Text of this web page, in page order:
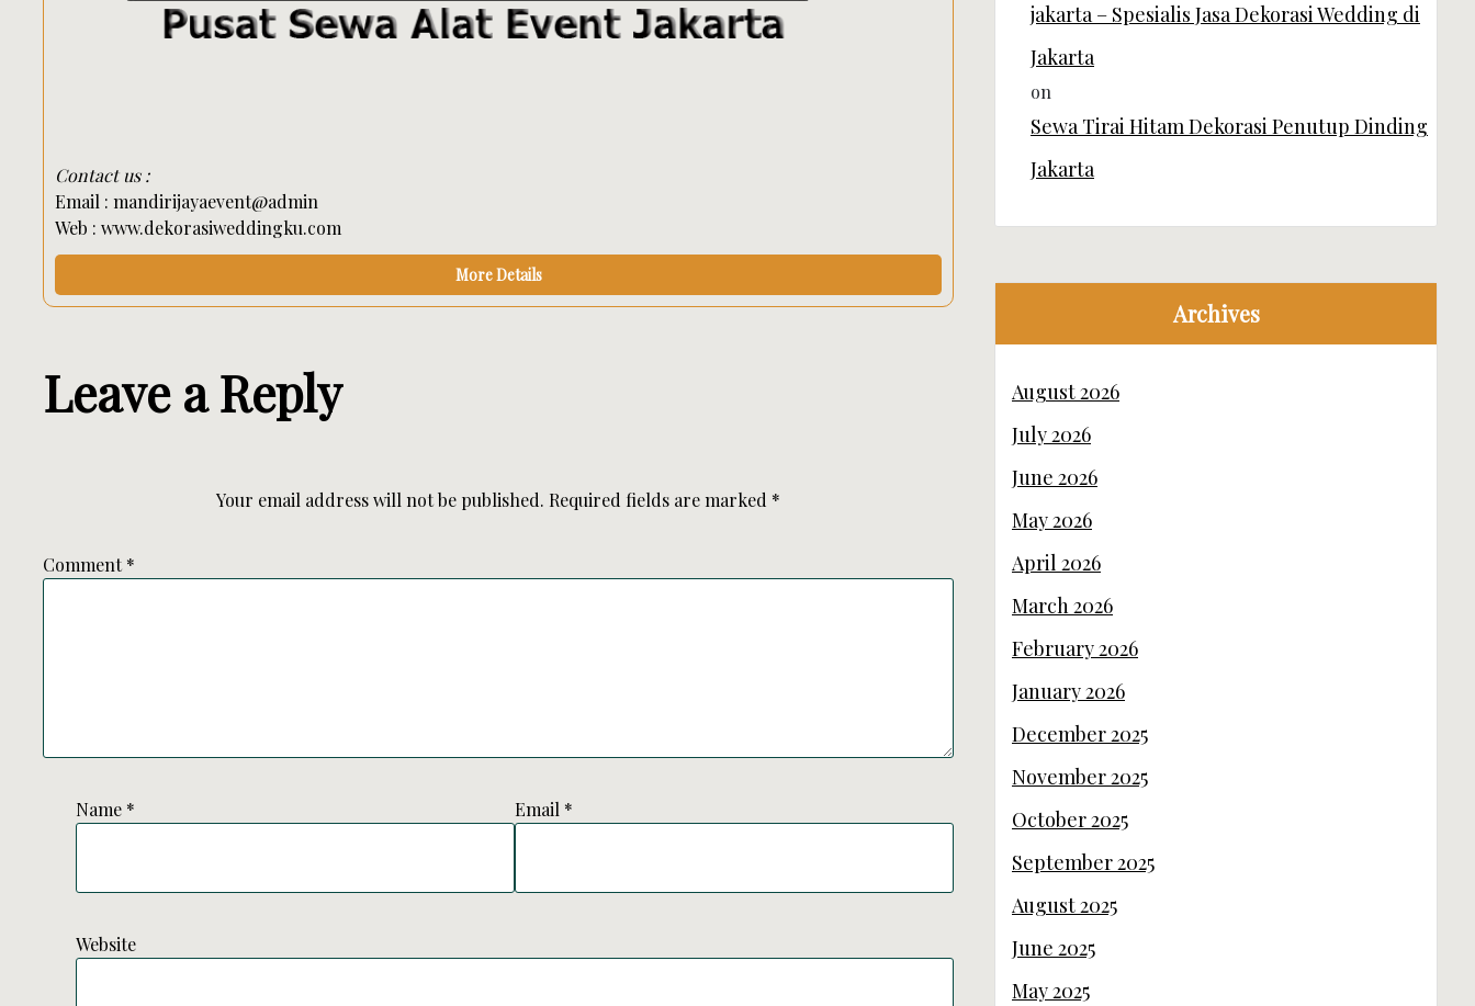
Contact us :
Email : mandirijayaevent@admin
Web : www.dekorasiweddingku.com
More Details
Leave a Reply
Your email address will not be published. Required fields are marked *
Comment*
Name * Email *
Website
jakarta – Spesialis Jasa Dekorasi Wedding di
Jakarta
on
Sewa Tirai Hitam Dekorasi Penutup Dinding
Jakarta
Archives
August 2026
July 2026
June 2026
May 2026
April 2026
March 2026
February 2026
January 2026
December 2025
November 2025
October 2025
September 2025
August 2025
June 2025
May 2025